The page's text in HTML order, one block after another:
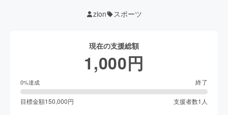
zion スポーツ
現在の支援総額
1,000円
0%達成 終了
目標金額150,000円 支援者数1 人